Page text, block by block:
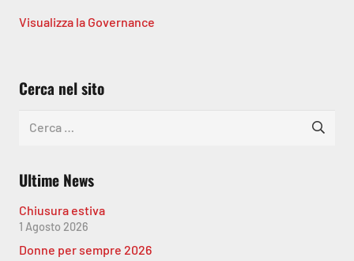
Visualizza la Governance
Cerca nel sito
Ricerca
Ultime News
Chiusura estiva
1 Agosto 2026
Donne per sempre 2026